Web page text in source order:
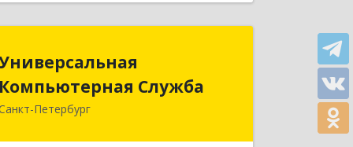
Компьютерная Служба
Петербург
Компьютерная Служба
192007, Санкт-Петербург г,